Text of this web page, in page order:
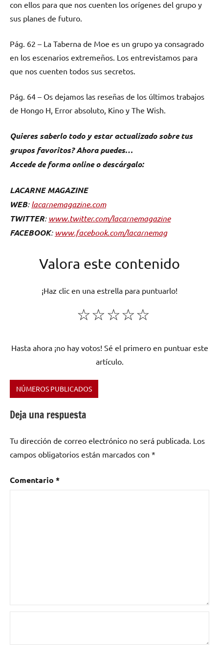
con ellos para que nos cuenten los orígenes del grupo y
sus planes de futuro.
Pág. 62 – La Taberna de Moe es un grupo ya consagrado
en los escenarios extremeños. Los entrevistamos para
que nos cuenten todos sus secretos.
Pág. 64 – Os dejamos las reseñas de los últimos trabajos
de Hongo H, Error absoluto, Kino y The Wish.
Quieres saberlo todo y estar actualizado sobre tus
grupos favoritos? Ahora puedes…
Accede de forma online o descárgalo:
LACARNE MAGAZINE
WEB:lacarnemagazine.com
TWITTER: www.twitter.com/lacarnemagazine
FACEBOOK: www.facebook.com/lacarnemag
Valora este contenido
¡Haz clic en una estrella para puntuarlo!
☆
☆
☆
☆
☆
Hasta ahora ¡no hay votos! Sé el primero en puntuar este
artículo.
¿Cuándo
plagio?,
Alfabeto
Évora,
Ana
Fnac
NÚMEROS PUBLICADOS
Deja una respuesta
Tu dirección de correo electrónico no será publicada. Los
campos obligatorios están marcados con *
Comentario *